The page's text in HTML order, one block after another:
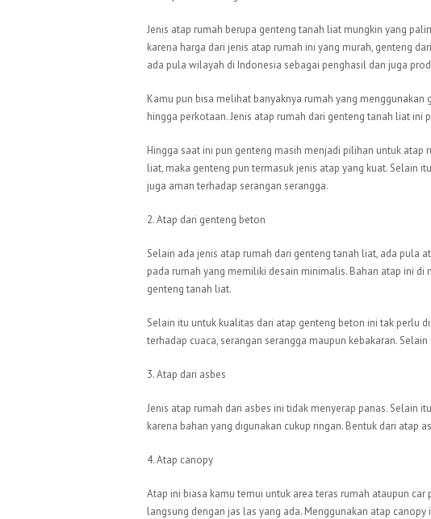
Jenis atap rumah berupa genteng tanah liat mungkin yang
karena harga dari jenis atap rumah ini yang murah, genteng
ada pula wilayah di Indonesia sebagai penghasil dan juga
Kamu pun bisa melihat banyaknya rumah yang
hingga perkotaan. Jenis atap rumah dari genteng tanah liat
Hingga saat ini pun genteng masih menjadi pilihan untuk atap
liat, maka genteng pun termasuk jenis atap yang kuat. Selain
juga aman terhadap serangan serangga.
2. Atap dari genteng beton
Selain ada jenis atap rumah dari genteng tanah liat, ada pula
pada rumah yang memiliki desain minimalis. Bahan atap ini
genteng tanah liat.
Selain itu untuk kualitas dari atap genteng beton ini tak perlu
terhadap cuaca, serangan serangga maupun kebakaran.
3. Atap dari asbes
Jenis atap rumah dari asbes ini tidak menyerap panas. Selain
karena bahan yang digunakan cukup ringan. Bentuk dari atap
4. Atap canopy
Atap ini biasa kamu temui untuk area teras rumah ataupun
langsung dengan jas las yang ada. Menggunakan atap